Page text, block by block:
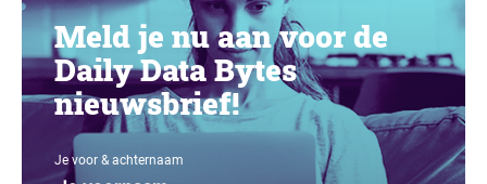
Meld je nu aan voor de
Daily Data Bytes
nieuwsbrief!
Je voor & achternaam